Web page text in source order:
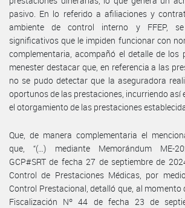
pasivo. En lo referido a afiliaciones y
ambiente de control interno y FFEP,
significativos que le impiden funcionar con
complementaria, acompañó el detalle de los
menester destacar que, en referencia a las
no se pudo detectar que la aseguradora
oportunos de las prestaciones, incurriendo así
el otorgamiento de las prestaciones
Que, de manera complementaria el
que, “(…) mediante Memorándum ME-
GCP#SRT de fecha 27 de septiembre de
Control de Prestaciones Médicas, por
Control Prestacional, detalló que, al momento
Fiscalización Nº 44 de fecha 23 de